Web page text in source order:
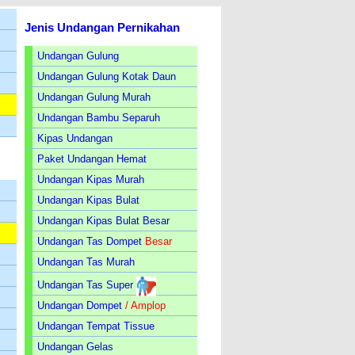
Jenis Undangan Pernikahan
Undangan Gulung
Undangan Gulung Kotak Daun
Undangan Gulung Murah
Undangan Bambu Separuh
Kipas Undangan
Paket Undangan Hemat
Undangan Kipas Murah
Undangan Kipas Bulat
Undangan Kipas Bulat Besar
Undangan Tas Dompet Besar
Undangan Tas Murah
Undangan Tas Super
Undangan Dompet / Amplop
Undangan Tempat Tissue
Undangan Gelas